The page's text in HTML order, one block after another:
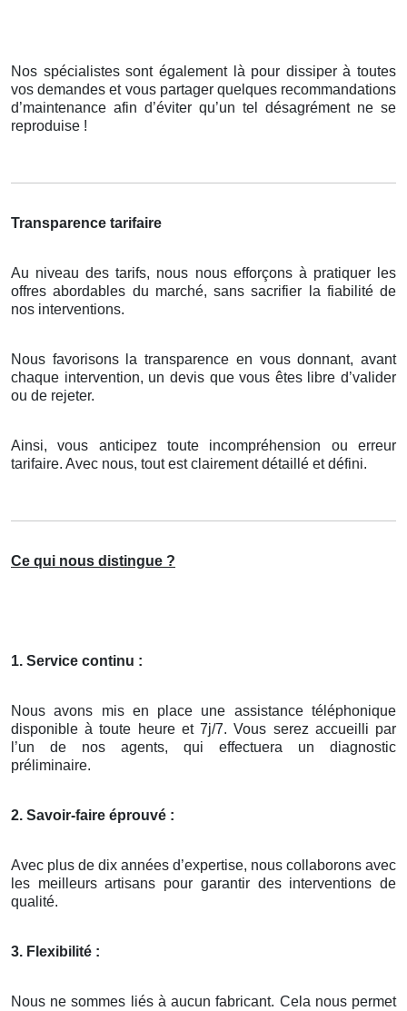
Nos spécialistes sont également là pour dissiper à toutes
vos demandes et vous partager quelques recommandations
d’maintenance afin d’éviter qu’un tel désagrément ne se
reproduise !
Transparence tarifaire
Au niveau des tarifs, nous nous efforçons à pratiquer les
offres abordables du marché, sans sacrifier la fiabilité de
nos interventions.
Nous favorisons la transparence en vous donnant, avant
chaque intervention, un devis que vous êtes libre d’valider
ou de rejeter.
Ainsi, vous anticipez toute incompréhension ou erreur
tarifaire. Avec nous, tout est clairement détaillé et défini.
Ce qui nous distingue ?
1. Service continu :
Nous avons mis en place une assistance téléphonique
disponible à toute heure et 7j/7. Vous serez accueilli par
l’un de nos agents, qui effectuera un diagnostic
préliminaire.
2. Savoir-faire éprouvé :
Avec plus de dix années d’expertise, nous collaborons avec
les meilleurs artisans pour garantir des interventions de
qualité.
3. Flexibilité :
Nous ne sommes liés à aucun fabricant. Cela nous permet